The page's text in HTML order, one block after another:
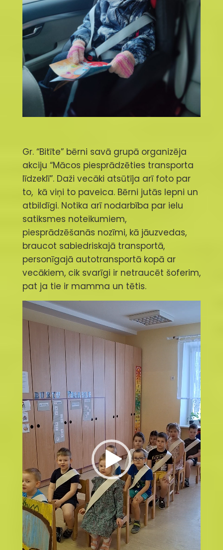
Gr. “Bitīte” bērni savā grupā organizēja
akciju “Mācos piesprādzēties transporta
līdzeklī”. Daži vecāki atsūtīja arī foto par
to, kā viņi to paveica. Bērni jutās lepni un
atbildīgi. Notika arī nodarbība par ielu
satiksmes noteikumiem,
piesprādzēšanās nozīmi, kā jāuzvedas,
braucot sabiedriskajā transportā,
personīgajā autotransportā kopā ar
vecākiem, cik svarīgi ir netraucēt šoferim,
pat ja tie ir mamma un tētis.
Video
atskaņotājs